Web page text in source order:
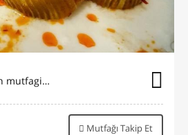
mutfagimdan mutfaginiza
Mutfağı Takip Et